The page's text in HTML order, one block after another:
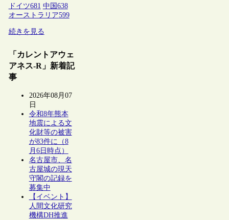
ドイツ681 中国638
オーストラリア599
続きを見る
「カレントアウェ
アネス-R」新着記
事
2026年08月07
日
令和8年熊本
地震による文
化財等の被害
が83件に（8
月6日時点）
名古屋市、名
古屋城の現天
守閣の記録を
募集中
【イベント】
人間文化研究
機構DH推進